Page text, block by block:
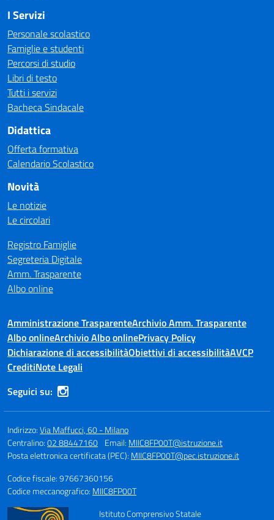
I Servizi
Personale scolastico
Famiglie e studenti
Percorsi di studio
Libri di testo
Tutti i servizi
Bacheca Sindacale
Didattica
Offerta formativa
Calendario Scolastico
Novità
Le notizie
Le circolari
Registro Famiglie
Segreteria Digitale
Amm. Trasparente
Albo online
Amministrazione TrasparenteArchivio Amm. Trasparente
Albo onlineArchivio Albo onlinePrivacy Policy
Dichiarazione di accessibilitàObiettivi di accessibilitàAVCP
CreditiNote Legali
Seguici su:
Indirizzo:Via Maffucci, 60 - Milano
Centralino:02 88447160 Email: MIIC8FP00T@istruzione.it
Posta elettronica certificata (PEC): MIIC8FP00T@pec.istruzione.it
Codice fiscale: 97667360156
Codice meccanografico: MIIC8FP00T
Istituto Comprensivo Statale